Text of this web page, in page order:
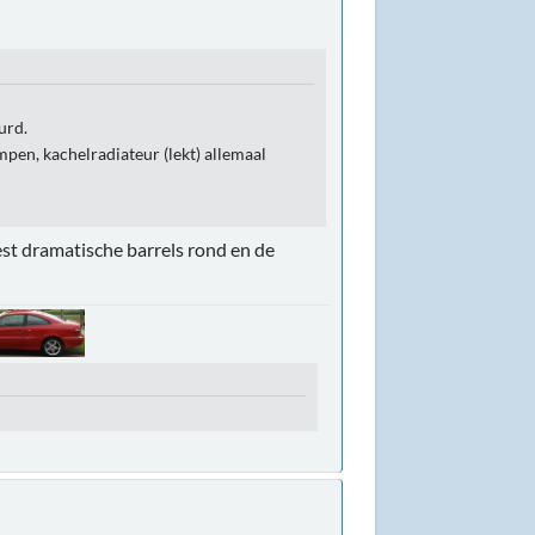
kachelradiateur (lekt) allemaal
dramatische barrels rond en de